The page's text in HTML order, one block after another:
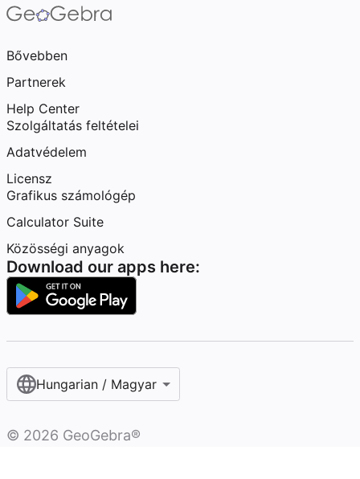
Bővebben
Partnerek
Help Center
Szolgáltatás feltételei
Adatvédelem
Licensz
Grafikus számológép
Calculator Suite
Közösségi anyagok
Download our apps here:
Hungarian / Magyar‎
© 2026 GeoGebra®